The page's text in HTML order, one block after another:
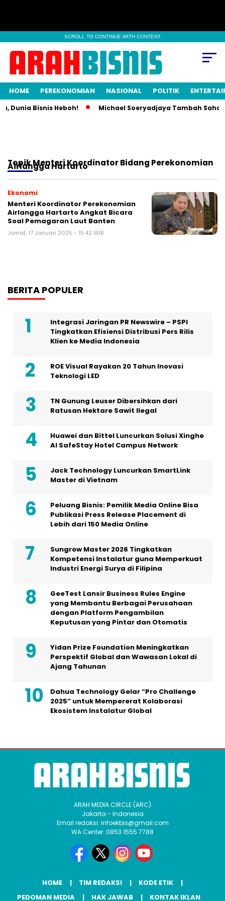
SCROLL TO CONTINUE WITH CONTENT
HOME PEREKONOMIAN NASIONAL POLITIK
Dunia Bisnis Heboh! Michael Soeryadjaya Tambah
TopikMenteri Koordinator Bidang Perekonomian
Airlangga Hartarto
Ekonomi
Menteri Koordinator Perekonomian
Airlangga Hartarto Angkat Bicara
Soal Pemagaran Laut Banten
Jumat, 17 Januari 2025 - 15:42 WIB
BERITA POPULER
Integrasi Jaringan PR Newswire – PSPI
Tingkatkan Efisiensi Distribusi Pers Rilis
Klien ke Media Indonesia
ROE Visual Rayakan 20 Tahun Inovasi
Teknologi LED
TN Gunung Leuser Dibersihkan dari
Ratusan Hektare Sawit Ilegal
Huawei dan Bittel Luncurkan Solusi Xinghe
Al SafeStay Hotel Campus Network
Jack Technology Luncurkan SmartLink
Master di Vietnam
Peluang Bisnis: Pemilik Media Online Bisa
Publikasi Press Release Placement di
Lebih dari 150 Media Online
Sungrow Master 2026 Tingkatkan
Kompetensi Instalatur guna Memperkuat
Industri Energi Surya di Filipina
GeeTest Lansir Business Rules Engine
yang Membantu Berbagai Perusahaan
dengan Platform Pengambilan
Keputusan yang Pintar dan Otomatis
Yidan Prize Foundation Meningkatkan
Perspektif Global dan Wawasan Lokal di
Ajang Tahunan
Dahua Technology Gelar “Pro Challenge
2025” untuk Mempererat Kolaborasi
Ekosistem Instalatur Global
ARAH MEDIA CIRCLE (ARC)
Jakarta - Indonesia
Email redaksi: infoekbis@gmail.com
WA Center: 0853 1555 7788
HOME TIM REDAKSI
KODE ETIK
PEDOMAN MEDIA
HAK JAWAB KONTAK IKLAN